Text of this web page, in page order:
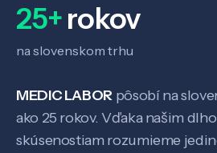
25+rokov
na slovenskom trhu
MEDIC LABOR pôsobí na
ako 25 rokov. Vďaka našim
skúsenostiam rozumieme